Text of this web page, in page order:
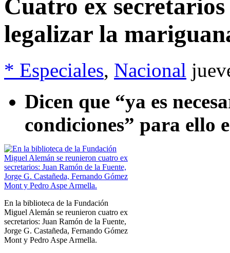
Cuatro ex
legalizar la
* Especiales, Nacional
Dicen que “ya es
condiciones” para ello
En la biblioteca de la Fundación
Miguel Alemán se reunieron cuatro ex
secretarios: Juan Ramón de la Fuente,
Jorge G. Castañeda, Fernando Gómez
Mont y Pedro Aspe Armella.